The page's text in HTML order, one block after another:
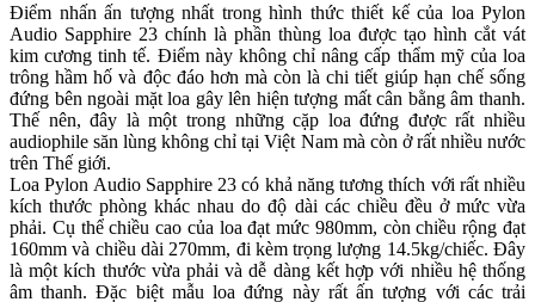
Điểm nhấn ấn tượng nhất trong hình thức thiết kế của loa Pylon
Audio Sapphire 23 chính là phần thùng loa được tạo hình cắt vát
kim cương tinh tế. Điểm này không chỉ nâng cấp thẩm mỹ của loa
trông hầm hố và độc đáo hơn mà còn là chi tiết giúp hạn chế sống
đứng bên ngoài mặt loa gây lên hiện tượng mất cân bằng âm thanh.
Thế nên, đây là một trong những cặp loa đứng được rất nhiều
audiophile săn lùng không chỉ tại Việt Nam mà còn ở rất nhiều nước
trên Thế giới.
Loa Pylon Audio Sapphire 23 có khả năng tương thích với rất nhiều
kích thước phòng khác nhau do độ dài các chiều đều ở mức vừa
phải. Cụ thể chiều cao của loa đạt mức 980mm, còn chiều rộng đạt
160mm và chiều dài 270mm, đi kèm trọng lượng 14.5kg/chiếc. Đây
là một kích thước vừa phải và dễ dàng kết hợp với nhiều hệ thống
âm thanh. Đặc biệt mẫu loa đứng này rất ấn tượng với các trải